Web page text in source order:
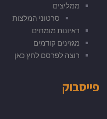
ממליצים
סרטוני המלצות
ראיונות מומחים
מגזינים קודמים
רוצה לפרסם לחץ כאן
פייסבוק